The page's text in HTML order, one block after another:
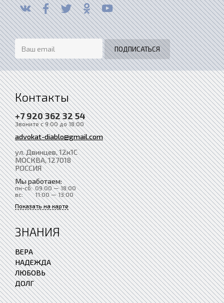
Контакты
+7 920 362 32 54
Звоните с 9:00 до 18:00
advokat-diablo@gmail.com
ул. Двинцев, 12к1С
МОСКВА, 127018
РОССИЯ
Мы работаем:
пн-сб: 09:00 — 18:00
вс:
11:00 — 13:00
Показать на карте
ЗНАНИЯ
ВЕРА
НАДЕЖДА
ЛЮБОВЬ
ДОЛГ